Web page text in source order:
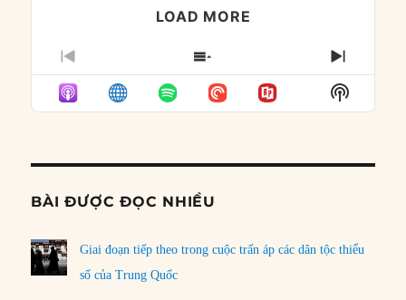
LOAD MORE
PREVIOUS
EPISODE
SHOW
EPISODES
LIST
NEXT
Show
Podcast
BÀI ĐƯỢC ĐỌC NHIỀU
Giai đoạn tiếp theo trong cuộc trấn áp các dân tộc thiểu
số của Trung Quốc